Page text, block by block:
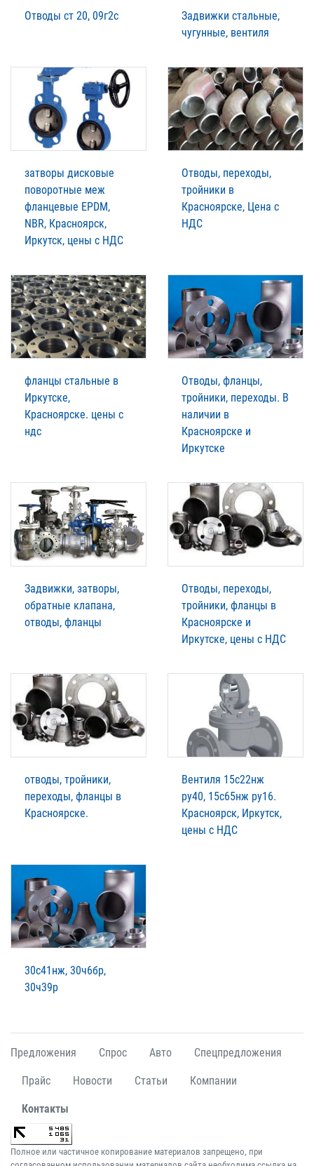
Отводы ст 20, 09г2с
Задвижки стальные,
чугунные, вентиля
затворы дисковые
поворотные меж
фланцевые EPDM,
NBR, Красноярск,
Иркутск, цены с НДС
Отводы, переходы,
тройники в
Красноярске, Цена с
НДС
фланцы стальные в
Иркутске,
Красноярске. цены с
ндс
Отводы, фланцы,
тройники, переходы. В
наличии в
Красноярске и
Иркутске
Задвижки, затворы,
обратные клапана,
отводы, фланцы
Отводы, переходы,
тройники, фланцы в
Красноярске и
Иркутске, цены с НДС
отводы, тройники,
переходы, фланцы в
Красноярске.
Вентиля 15с22нж
ру40, 15с65нж ру16.
Красноярск, Иркутск,
цены с НДС
30с41нж, 30ч6бр,
30ч39р
Предложения Спрос Авто Спецпредложения
Прайс Новости Статьи Компании
Контакты
Полное или частичное копирование материалов запрещено, при